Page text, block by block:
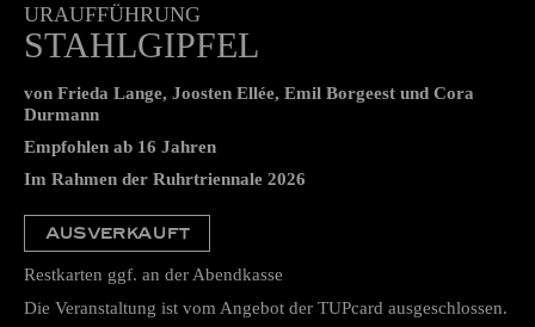
URAUFFÜHRUNG
STAHLGIPFEL
von Frieda Lange, Joosten Ellée, Emil Borgeest und Cora
Durmann
Empfohlen ab 16 Jahren
Im Rahmen der Ruhrtriennale 2026
AUSVERKAUFT
Restkarten ggf. an der Abendkasse
Die Veranstaltung ist vom Angebot der TUPcard ausgeschlossen.